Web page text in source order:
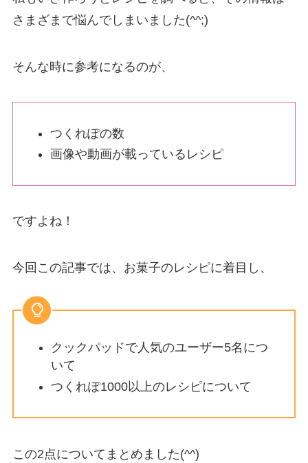
さまざまで悩んでしまいました(^^;)
そんな時に参考になるのが、
つくれぽの数
画像や動画が載っているレシピ
ですよね！
今回この記事では、お菓子のレシピに着目し、
クックパッドで人気のユーザー5名につ
いて
つくれぽ1000以上のレシピについて
この2点についてまとめました(^^)